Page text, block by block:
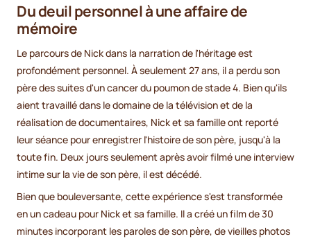
Du deuil personnel à une affaire de
mémoire
Le parcours de Nick dans la narration de l'héritage est
profondément personnel. À seulement 27 ans, il a perdu son
père des suites d'un cancer du poumon de stade 4. Bien qu'ils
aient travaillé dans le domaine de la télévision et de la
réalisation de documentaires, Nick et sa famille ont reporté
leur séance pour enregistrer l'histoire de son père, jusqu'à la
toute fin. Deux jours seulement après avoir filmé une interview
intime sur la vie de son père, il est décédé.
Bien que bouleversante, cette expérience s'est transformée
en un cadeau pour Nick et sa famille. Il a créé un film de 30
minutes incorporant les paroles de son père, de vieilles photos